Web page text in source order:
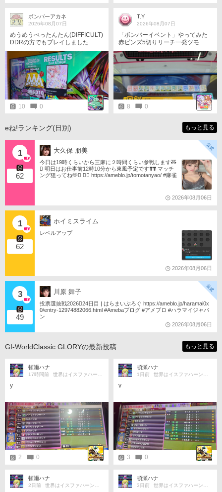
ボンバーアカネ
2026年08月07日
めうめうぺったんたん(DIFFICULT)
DDRの方でもプレイしました
10 0
T.Y
2026年08月07日
「ボンバーイベント」やってみた
赤ピンズ5切りリーチ一発ツモ
8 0
eね!ランキング(日別) もっと見る
1
62
大久保 朋美
今日は19時くらいから三麻に２時間くらい参戦します🧸
󾬏 明日はお仕事前12時10分から東風予定です❣️❣️ マッチ
ング狙ってね🫶󾬍 󾕆⇨ https://ameblo.jp/tomotanyao/ #麻雀
2026年08月06日
1
62
ホイミスライム
レベルアップ
2026年08月06日
3
49
川原 舞子
投票選抜戦2026󾇟24日目 | はらまいぶろぐ https://ameblo.jp/haramai0x
0/entry-12974882066.html #Amebaブログ #アメブロ #ハラマイジャパ
ン
2026年08月06日
GI-WorldClassic GLORYの最新投稿 もっと見る
頓瀬ハナ
17時間前 世界はイスファハーンの倍
y
2 0
頓瀬ハナ
1日前 世界はイスファハーンの倍
v
3 0
頓瀬ハナ
2日前 世界はイスファハーンの倍
頓瀬ハナ
3日前 世界はイスファハーンの倍